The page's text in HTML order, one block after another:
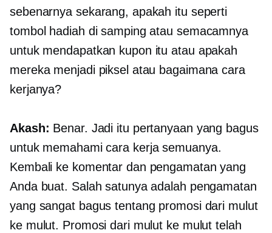
sebenarnya sekarang, apakah itu seperti
tombol hadiah di samping atau semacamnya
untuk mendapatkan kupon itu atau apakah
mereka menjadi piksel atau bagaimana cara
kerjanya?
Akash: Benar. Jadi itu pertanyaan yang bagus
untuk memahami cara kerja semuanya.
Kembali ke komentar dan pengamatan yang
Anda buat. Salah satunya adalah pengamatan
yang sangat bagus tentang promosi dari mulut
ke mulut. Promosi dari mulut ke mulut telah